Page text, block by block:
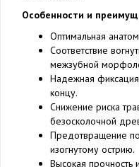
Особенности и
Оптимальная
Соответствие
межзубной
Надежная
концу.
Снижение риска
безосколочной
Предотвращение
изогнутому острию.
Высокая прочность